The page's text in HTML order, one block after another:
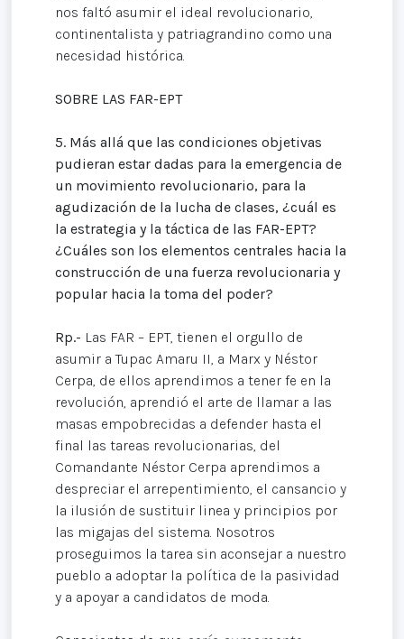
nos faltó asumir el ideal revolucionario,
continentalista y patriagrandino como una
necesidad histórica.
SOBRE LAS FAR-EPT
5. Más allá que las condiciones objetivas
pudieran estar dadas para la emergencia de
un movimiento revolucionario, para la
agudización de la lucha de clases, ¿cuál es
la estrategia y la táctica de las FAR-EPT?
¿Cuáles son los elementos centrales hacia la
construcción de una fuerza revolucionaria y
popular hacia la toma del poder?
Rp.- Las FAR – EPT, tienen el orgullo de
asumir a Tupac Amaru II, a Marx y Néstor
Cerpa, de ellos aprendimos a tener fe en la
revolución, aprendió el arte de llamar a las
masas empobrecidas a defender hasta el
final las tareas revolucionarias, del
Comandante Néstor Cerpa aprendimos a
despreciar el arrepentimiento, el cansancio y
la ilusión de sustituir linea y principios por
las migajas del sistema. Nosotros
proseguimos la tarea sin aconsejar a nuestro
pueblo a adoptar la política de la pasividad
y a apoyar a candidatos de moda.